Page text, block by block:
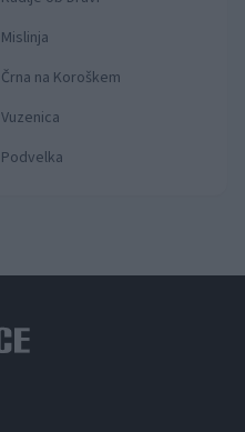
Mislinja
Črna na Koroškem
Vuzenica
Podvelka